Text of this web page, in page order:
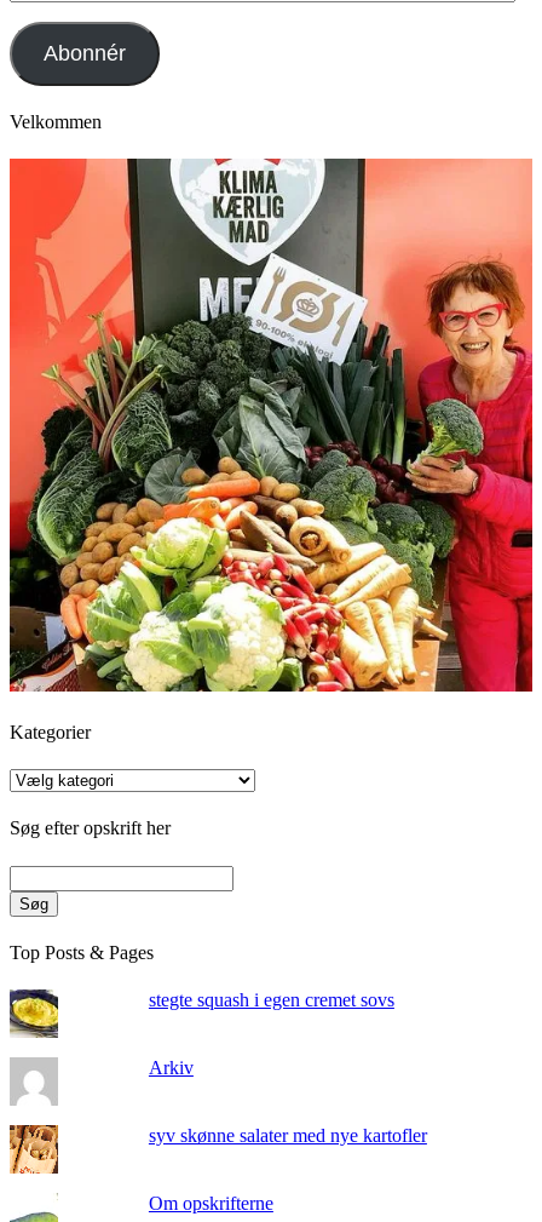
mail
adresse
Abonnér
Velkommen
Kategorier
Kategorier
Søg efter opskrift her
Søg
Top Posts & Pages
stegte squash i egen cremet sovs
Arkiv
syv skønne salater med nye kartofler
Om opskrifterne